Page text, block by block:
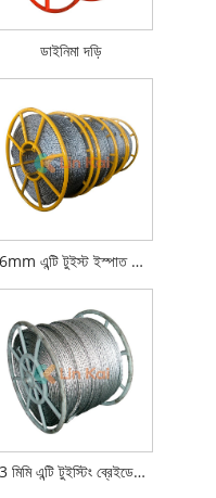
ডাইনিমা দড়ি
16mm এন্টি টুইস্ট ইস্পাত তারের দড়ি
13 মিমি এন্টি টুইস্টিং ব্রেইডেড স্টিলের তারের দড়ি